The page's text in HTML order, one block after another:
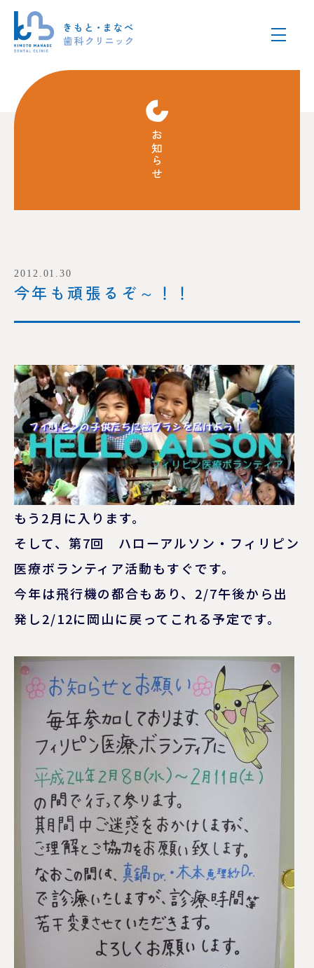
お知らせ
2012.01.30
今年も頑張るぞ～！！
もう2月に入ります。
そして、第7回 ハローアルソン・フィリピン
医療ボランティア活動もすぐです。
今年は飛行機の都合もあり、2/7午後から出
発し2/12に岡山に戻ってこれる予定です。